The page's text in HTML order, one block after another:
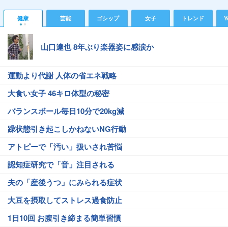
健康 芸能 ゴシップ 女子 トレンド
山口達也 8年ぶり楽器姿に感涙か
運動より代謝 人体の省エネ戦略
大食い女子 46キロ体型の秘密
バランスボール毎日10分で20kg減
躁状態引き起こしかねないNG行動
アトピーで「汚い」扱いされ苦悩
認知症研究で「音」注目される
夫の「産後うつ」にみられる症状
大豆を摂取してストレス過食防止
1日10回 お腹引き締まる簡単習慣